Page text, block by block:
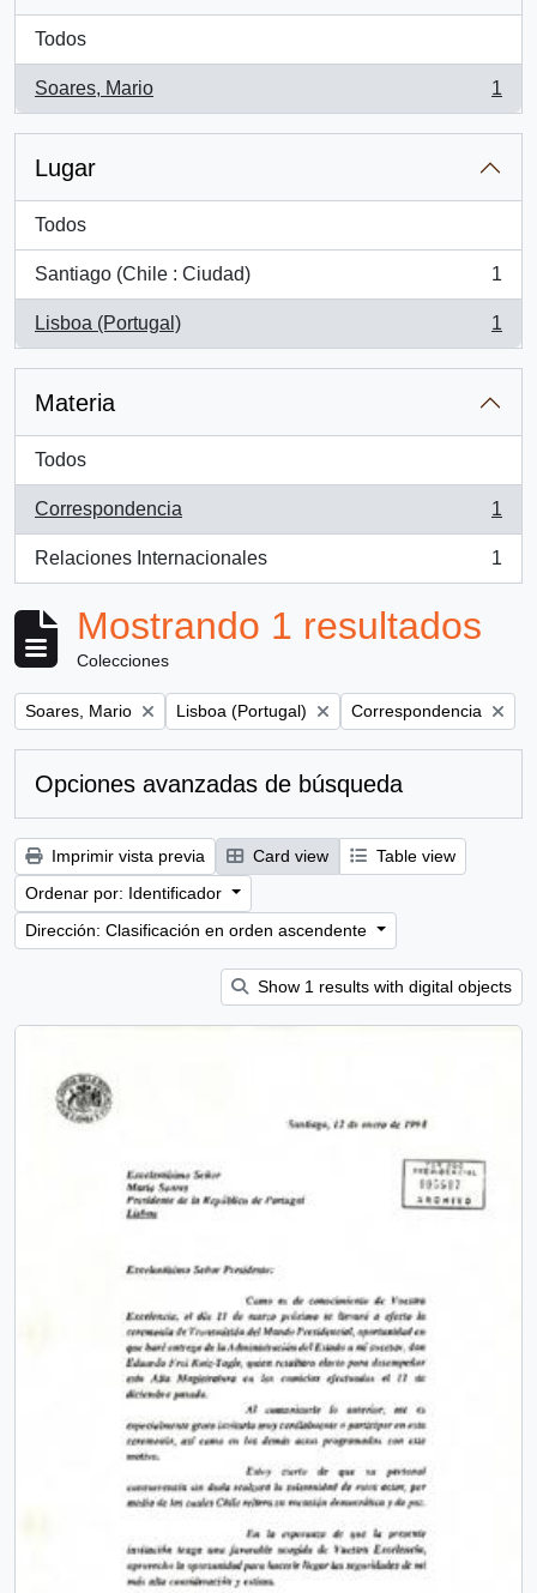
Todos
Soares, Mario
, 1 resultados
1
Lugar
Todos
Santiago (Chile : Ciudad)
, 1 resultados
1
Lisboa (Portugal)
, 1 resultados
1
Materia
Todos
Correspondencia
, 1 resultados
1
Relaciones Internacionales
, 1 resultados
1
Mostrando 1 resultados
Colecciones
Remove filter:
Soares, Mario Remove filter:
Lisboa (Portugal) Remove filter:
Correspondencia
Opciones avanzadas de búsqueda
Imprimir vista previa Card view
Table view
Ordenar por: Identificador
Dirección: Clasificación en orden ascendente
Show 1 results with digital objects